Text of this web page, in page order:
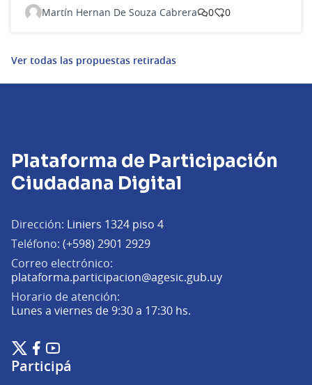
Martín Hernan De Souza Cabrera 0 0
Ver todas las propuestas retiradas
Plataforma de Participación
Ciudadana Digital
Dirección: Liniers 1324 piso 4
Teléfono: (+598) 2901 2929
Correo electrónico:
plataforma.participacion@agesic.gub.uy(Abrir en una
Horario de atención:
Lunes a viernes de 9:30 a 17:30 hs.
Plataforma de Participación Ciudadana Digital en X
(Enlace externo)
Plataforma de Participación Ciudadana Digital en Facebook
(Enlace externo)
Plataforma de Participación Ciudadana Digital en
(Enlace externo)
Participá